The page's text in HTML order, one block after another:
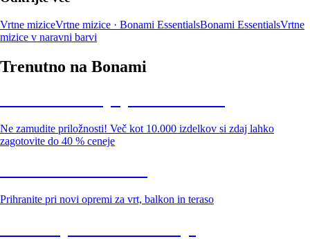
Vrtne miziceVrtne mizice · Bonami EssentialsBonami EssentialsVrtne
mizice v naravni barvi
Trenutno na Bonami
Ne zamudite priložnosti! Več kot 10.000 izdelkov si zdaj lahko
zagotovite do 40 % ceneje
Prihranite pri novi opremi za vrt, balkon in teraso